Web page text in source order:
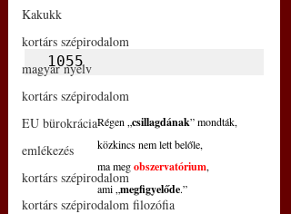
Kakukk
kortárs szépirodalom
magyar nyelv
kortárs szépirodalom
EU bürokrácia
emlékezés
kortárs szépirodalom
kortárs szépirodalom filozófia
1055
Régen „csillagdának” mondták,
közkincs nem lett belőle,
ma meg obszervatórium,
ami „megfigyelőde.”